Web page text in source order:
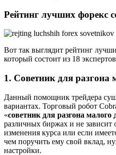
Рейтинг лучших форекс
Вот так выглядит рейтинг
который состоит из 18
1. Советник для разгона
Данный помощник трейдера
вариантах. Торговый робот
«советник для разгона малого
различных биржах и не зависит
изменения курса или если
чем поручить ему свой вклад,
настройки.